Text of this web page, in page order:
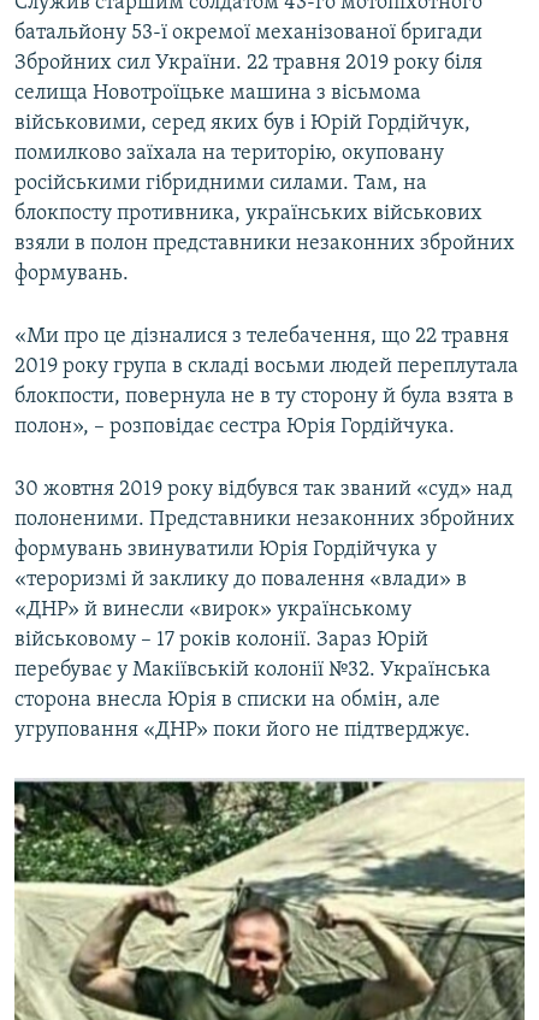
батальйону 53-ї окремої механізованої бригади
Збройних сил України. 22 травня 2019 року біля
селища Новотроїцьке машина з вісьмома
військовими, серед яких був і Юрій Гордійчук,
помилково заїхала на територію, окуповану
російськими гібридними силами. Там, на
блокпосту противника, українських військових
взяли в полон представники незаконних збройних
формувань.
«Ми про це дізналися з телебачення, що 22 травня
2019 року група в складі восьми людей переплутала
блокпости, повернула не в ту сторону й була взята в
полон», – розповідає сестра Юрія Гордійчука.
30 жовтня 2019 року відбувся так званий «суд» над
полоненими. Представники незаконних збройних
формувань звинуватили Юрія Гордійчука у
«тероризмі й заклику до повалення «влади» в
«ДНР» й винесли «вирок» українському
військовому – 17 років колонії. Зараз Юрій
перебуває у Макіївській колонії №32. Українська
сторона внесла Юрія в списки на обмін, але
угруповання «ДНР» поки його не підтверджує.